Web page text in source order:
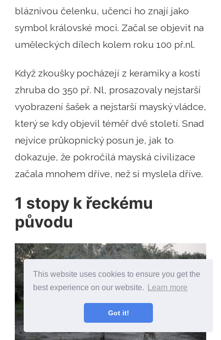
This website uses cookies to ensure you get the
best experience on our website.
Learn more
Got it!
bláznivou čelenku, učenci ho znají jako
symbol královské moci. Začal se objevit na
uměleckých dílech kolem roku 100 př.nl.
Když zkoušky pocházejí z keramiky a kostí
zhruba do 350 př. Nl, prosazovaly nejstarší
vyobrazení šašek a nejstarší mayský vládce,
který se kdy objevil téměř dvě století. Snad
nejvíce průkopnický posun je, jak to
dokazuje, že pokročilá mayská civilizace
začala mnohem dříve, než si myslela dříve.
1 stopy k řeckému
původu